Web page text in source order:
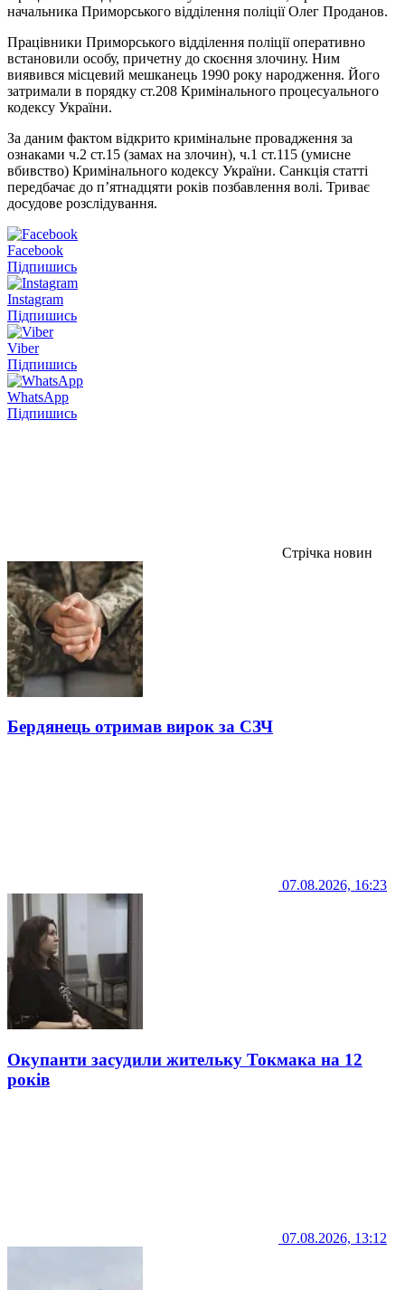
начальника Приморського відділення поліції Олег Проданов.
Працівники Приморського відділення поліції оперативно
встановили особу, причетну до скоєння злочину. Ним
виявився місцевий мешканець 1990 року народження. Його
затримали в порядку ст.208 Кримінального процесуального
кодексу України.
За даним фактом відкрито кримінальне провадження за
ознаками ч.2 ст.15 (замах на злочин), ч.1 ст.115 (умисне
вбивство) Кримінального кодексу України. Санкція статті
передбачає до п’ятнадцяти років позбавлення волі. Триває
досудове розслідування.
Facebook
Підпишись
Instagram
Підпишись
Viber
Підпишись
WhatsApp
Підпишись
Стрічка новин
Бердянець отримав вирок за СЗЧ
07.08.2026, 16:23
Окупанти засудили жительку Токмака на 12
років
07.08.2026, 13:12